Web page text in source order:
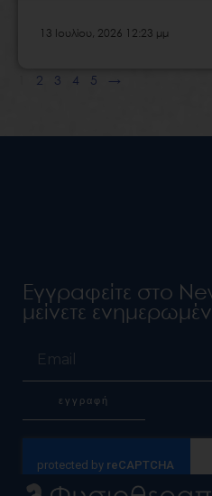
13 Ιουλίου, 2026 12:23 μμ
2 3 4 5 →
Εγγραφείτε στο
μείνετε
εγγραφή